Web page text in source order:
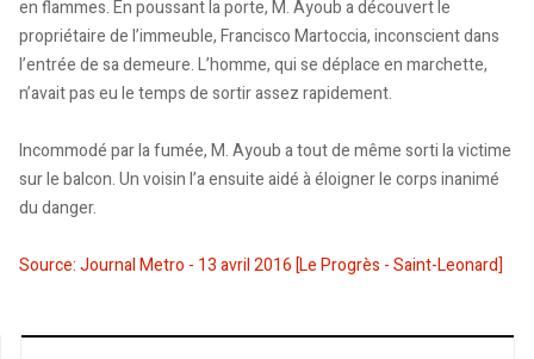
en flammes. En poussant la porte, M. Ayoub a découvert le
propriétaire de l’immeuble, Francisco Martoccia, inconscient dans
l’entrée de sa demeure. L’homme, qui se déplace en marchette,
n’avait pas eu le temps de sortir assez rapidement.
Incommodé par la fumée, M. Ayoub a tout de même sorti la victime
sur le balcon. Un voisin l’a ensuite aidé à éloigner le corps inanimé
du danger.
Source: Journal Metro - 13 avril 2016 [Le Progrès - Saint-Leonard]